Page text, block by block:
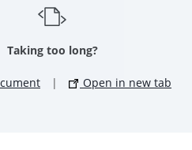
Taking too long?
| Open in new tab